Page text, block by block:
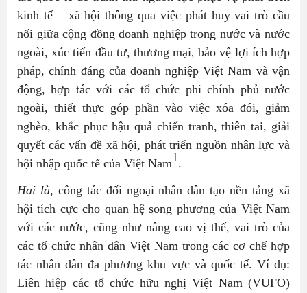
kinh tế – xã hội thông qua việc phát huy vai trò cầu
nối giữa cộng đồng doanh nghiệp trong nước và nước
ngoài, xúc tiến đầu tư, thương mại, bảo vệ lợi ích hợp
pháp, chính đáng của doanh nghiệp Việt Nam và vận
động, hợp tác với các tổ chức phi chính phủ nước
ngoài, thiết thực góp phần vào việc xóa đói, giảm
nghèo, khắc phục hậu quả chiến tranh, thiên tai, giải
quyết các vấn đề xã hội, phát triển nguồn nhân lực và
hội nhập quốc tế của Việt Nam1 .
Hai là, công tác đối ngoại nhân dân tạo nền tảng xã
hội tích cực cho quan hệ song phương của Việt Nam
với các nước, cũng như nâng cao vị thế, vai trò của
các tổ chức nhân dân Việt Nam trong các cơ chế hợp
tác nhân dân đa phương khu vực và quốc tế. Ví dụ:
Liên hiệp các tổ chức hữu nghị Việt Nam (VUFO)